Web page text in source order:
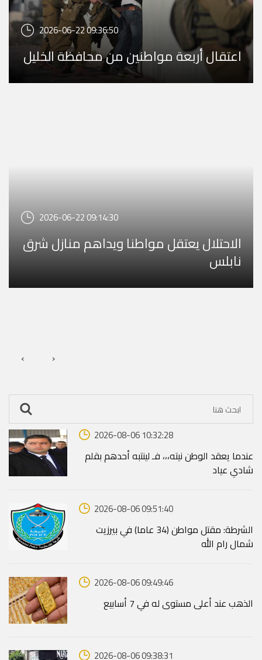
2026-06-22 09:36:50
اعتقال أربعة مواطنين من محافظة الخليل
2026-06-22 09:14:30
الاحتلال يعتقل مواطنا ويداهم منازل شرق
نابلس
‹ ›
2026-08-06 10:32:28
عندما يعقد الوطن نيته،،، فـ لينتبه أحدهم بقلم
شادي عياد
2026-08-06 09:51:40
الشرطة: مقتل مواطن (34 عاما) في بيرزيت
شمال رام الله
2026-08-06 09:49:46
الذهب عند أعلى مستوى له في 7 أسابيع
2026-08-06 09:38:31